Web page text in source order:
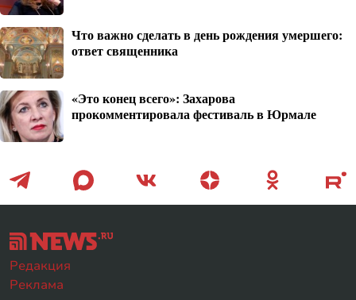
Что важно сделать в день рождения умершего:
ответ священника
«Это конец всего»: Захарова
прокомментировала фестиваль в Юрмале
Редакция
Реклама